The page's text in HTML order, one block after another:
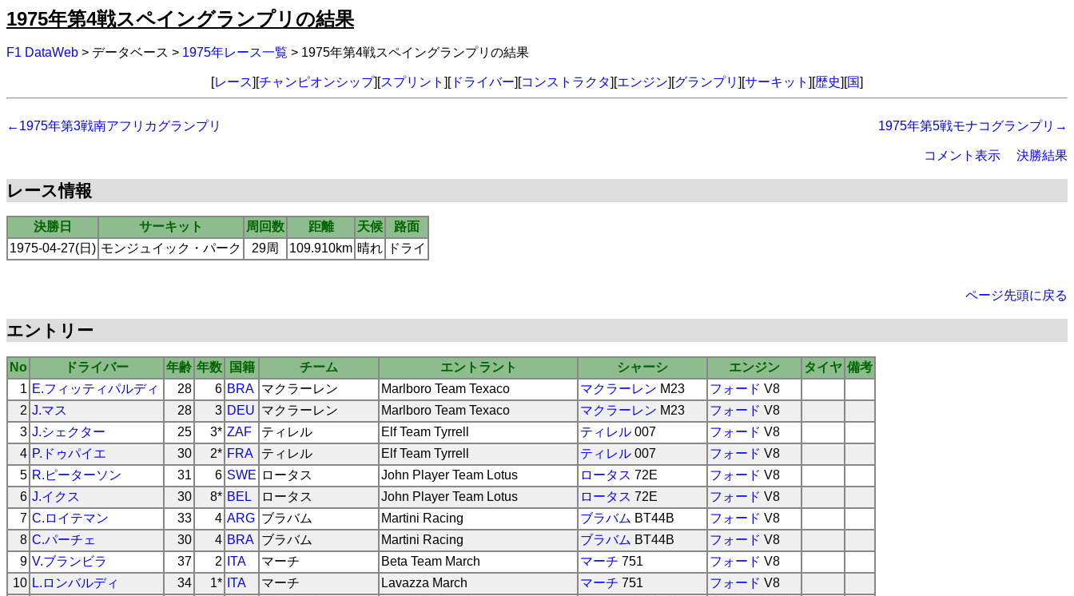
1975年第4戦スペイングランプリの結果
F1 DataWeb > データベース > 1975年レース一覧 > 1975年第4戦スペイングランプリの結果
[レース][チャンピオンシップ][スプリント ][ドライバー][コンストラクタ][エンジン][グランプリ ][サーキット ][歴史][国]
←1975年第3戦南アフリカグランプリ 1975年第5戦モナコグランプリ→
コメント表示 決勝結果
レース情報
決勝日 サーキット 周回数 距離 天候
路面
1975-04-27(日) モンジュイック・パーク 29周 109.910km 晴れ ドライ
ページ先頭に戻る
エントリー
No ドライバー 年齢 年数 国籍 チーム エントラント シャーシ エンジン タイヤ 備考
1 E.フィッティパルディ 28 6 BRA マクラーレン Marlboro Team Texaco マクラーレン M23 フォード V8
2 J.マス 28 3 DEU マクラーレン Marlboro Team Texaco マクラーレン M23 フォード V8
3 J.シェクター 25 3* ZAF ティレル Elf Team Tyrrell ティレル 007 フォード V8
4 P.ドゥパイエ 30 2* FRA ティレル Elf Team Tyrrell ティレル 007 フォード V8
5 R.ピーターソン 31 6 SWE ロータス John Player Team Lotus ロータス 72E フォード V8
6 J.イクス 30 8* BEL ロータス John Player Team Lotus ロータス 72E フォード V8
7 C.ロイテマン 33 4 ARG ブラバム Martini Racing ブラバム BT44B フォード V8
8 C.パーチェ 30 4 BRA ブラバム Martini Racing ブラバム BT44B フォード V8
9 V.ブランビラ 37 2 ITA マーチ Beta Team March マーチ 751 フォード V8
10 L.ロンバルディ 34 1* ITA マーチ Lavazza March マーチ 751 フォード V8